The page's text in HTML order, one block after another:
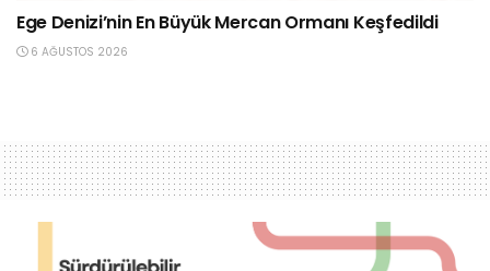
Ege Denizi’nin En Büyük Mercan Ormanı Keşfedildi
6 AĞUSTOS 2026